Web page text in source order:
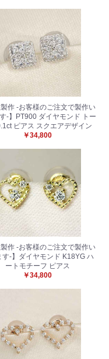
製作 -お客様のご注文で製作い
-】PT900 ダイヤモンド トー
ピアス スクエアデザイン
￥34,800
製作 -お客様のご注文で製作い
す-】ダイヤモンド K18YG ハ
ートモチーフ ピアス
￥34,800